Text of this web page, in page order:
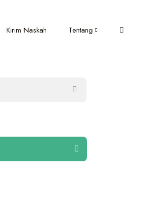
Kirim Naskah Tentang